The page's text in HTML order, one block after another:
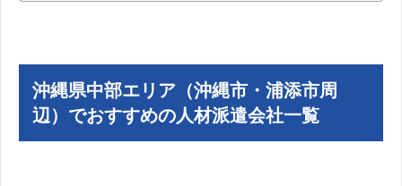
沖縄県中部エリア（沖縄市・浦添市周
辺）でおすすめの人材派遣会社一覧